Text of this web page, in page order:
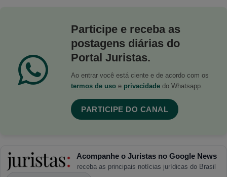
Participe e receba as
postagens diárias do
Portal Juristas.
Ao entrar você está ciente e de acordo com os
termos de uso e privacidade do Whatsapp.
PARTICIPE DO CANAL
Acompanhe o Juristas no Google News
receba as principais notícias jurídicas do Brasil